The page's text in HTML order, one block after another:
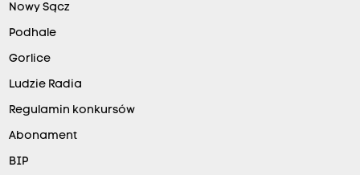
Nowy Sącz
Podhale
Gorlice
Ludzie Radia
Regulamin konkursów
Abonament
BIP